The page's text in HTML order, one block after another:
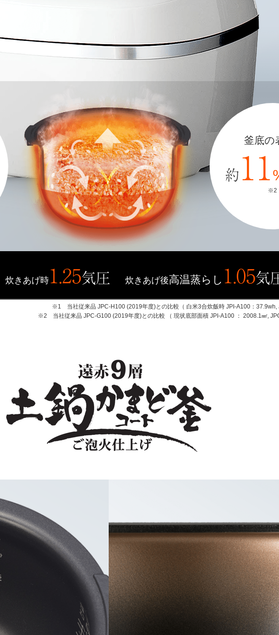
釜底の
約11
※2
炊きあげ時1.25気圧 炊きあげ後高温蒸らし 1.05気
※1 当社従来品 JPC-H100 (2019年度)との比較（ 白米3合炊飯時 JPI-A100：37.9wh,
※2 当社従来品 JPC-G100 (2019年度)との比較 （ 現状底部面積 JPI-A100 ： 2008.1㎟,